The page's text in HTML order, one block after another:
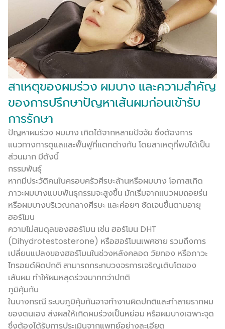
สาเหตุของผมร่วง ผมบาง และความสำคัญ
ของการปรึกษาปัญหาเส้นผมก่อนเข้ารับ
การรักษา
ปัญหาผมร่วง ผมบาง เกิดได้จากหลายปัจจัย ซึ่งต้องการ
แนวทางการดูแลและฟื้นฟูที่แตกต่างกัน โดยสาเหตุที่พบได้เป็น
ส่วนมาก มีดังนี้
กรรมพันธุ์
หากมีประวัติคนในครอบครัวศีรษะล้านหรือผมบาง โอกาสเกิด
ภาวะผมบางแบบพันธุกรรมจะสูงขึ้น มักเริ่มจากแนวผมถอยร่น
หรือผมบางบริเวณกลางศีรษะ และค่อยๆ ชัดเจนขึ้นตามอายุ
ฮอร์โมน
ความไม่สมดุลของฮอร์โมน เช่น ฮอร์โมน DHT
(Dihydrotestosterone) หรือฮอร์โมนเพศชาย รวมถึงการ
เปลี่ยนแปลงของฮอร์โมนในช่วงหลังคลอด วัยทอง หรือภาวะ
ไทรอยด์ผิดปกติ สามารถกระทบวงจรการเจริญเติบโตของ
เส้นผม ทำให้ผมหลุดร่วงมากกว่าปกติ
ภูมิคุ้มกัน
ในบางกรณี ระบบภูมิคุ้มกันอาจทำงานผิดปกติและทำลายรากผม
ของตนเอง ส่งผลให้เกิดผมร่วงเป็นหย่อม หรือผมบางเฉพาะจุด
ซึ่งต้องได้รับการประเมินจากแพทย์อย่างละเอียด